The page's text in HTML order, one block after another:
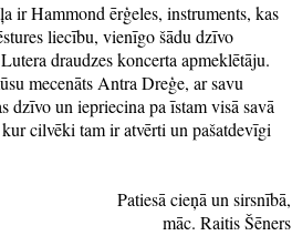
ir Hammond ērģeles, instruments, kas
liecību, vienīgo šādu dzīvo
draudzes koncerta apmeklētāju.
mecenāts Antra Dreģe, ar savu
dzīvo un iepriecina pa īstam visā savā
cilvēki tam ir atvērti un pašatdevīgi
Patiesā cieņā un sirsnībā,
māc. Raitis Šēners